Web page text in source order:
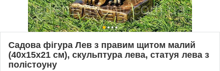
Садова фігура Лев з правим щитом малий
(40х15х21 см), скульптура лева, статуя лева з
полістоуну